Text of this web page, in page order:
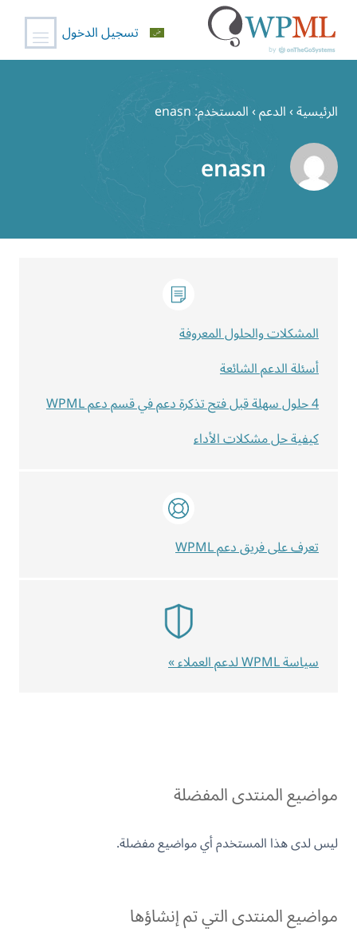
المحتوى
تسجيل الدخول
الرئيسية›الدعم›المستخدم: enasn
enasn
مواضيع المنتدى المفضلة
ليس لدى هذا المستخدم أي مواضيع مفضلة.
مواضيع المنتدى التي تم إنشاؤها
المشكلات والحلول المعروفة
أسئلة الدعم الشائعة
4 حلول سهلة قبل فتح تذكرة دعم في قسم دعم WPML
كيفية حل مشكلات الأداء
تعرف على فريق دعم WPML
سياسة WPML لدعم العملاء »